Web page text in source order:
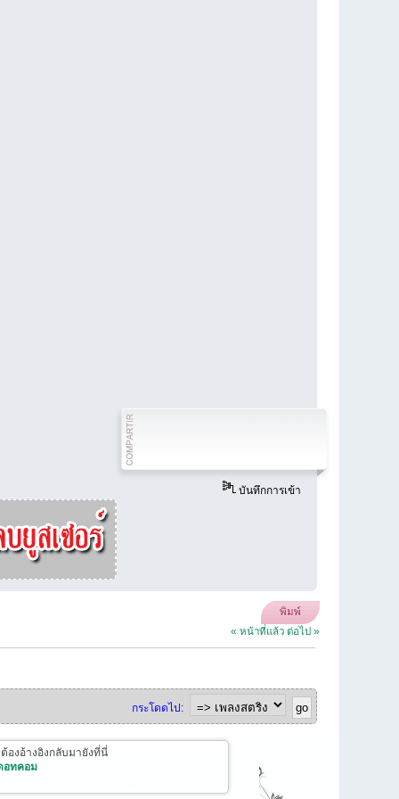
บันทึกการเข้า
พิมพ์
« หน้าที่แล้ว ต่อไป »
กระโดดไป:
งอ้างอิงกลับมายังที่นี่
อทคอม